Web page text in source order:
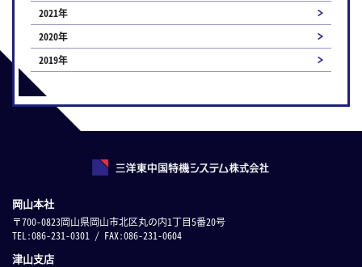
2021年
2020年
2019年
岡山本社
〒700-0823岡山県岡山市北区丸の内1丁目5番20号
TEL:086-231-0301 / FAX:086-231-0604
津山支店